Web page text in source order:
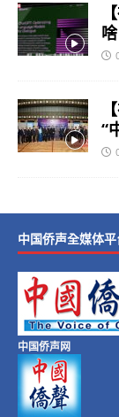
“
中国侨声全媒体
中国侨声网